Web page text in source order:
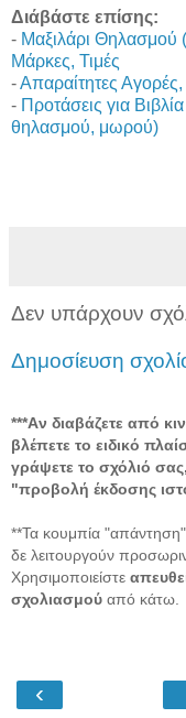
Διάβάστε επίσης:
- Μαξιλάρι Θηλασμού
Μάρκες, Τιμές
-Απαραίτητες
- Προτάσεις για
θηλασμού, μωρού)
Δεν υπάρχουν
Δημοσίευση
***Aν διαβάζετε από
βλέπετε το ειδικό
γράψετε το σχόλιό
"προβολή έκδοσης
**Τα κουμπία
δε λειτουργούν
Χρησιμοποιείστε
σχολιασμού από κάτω.
‹